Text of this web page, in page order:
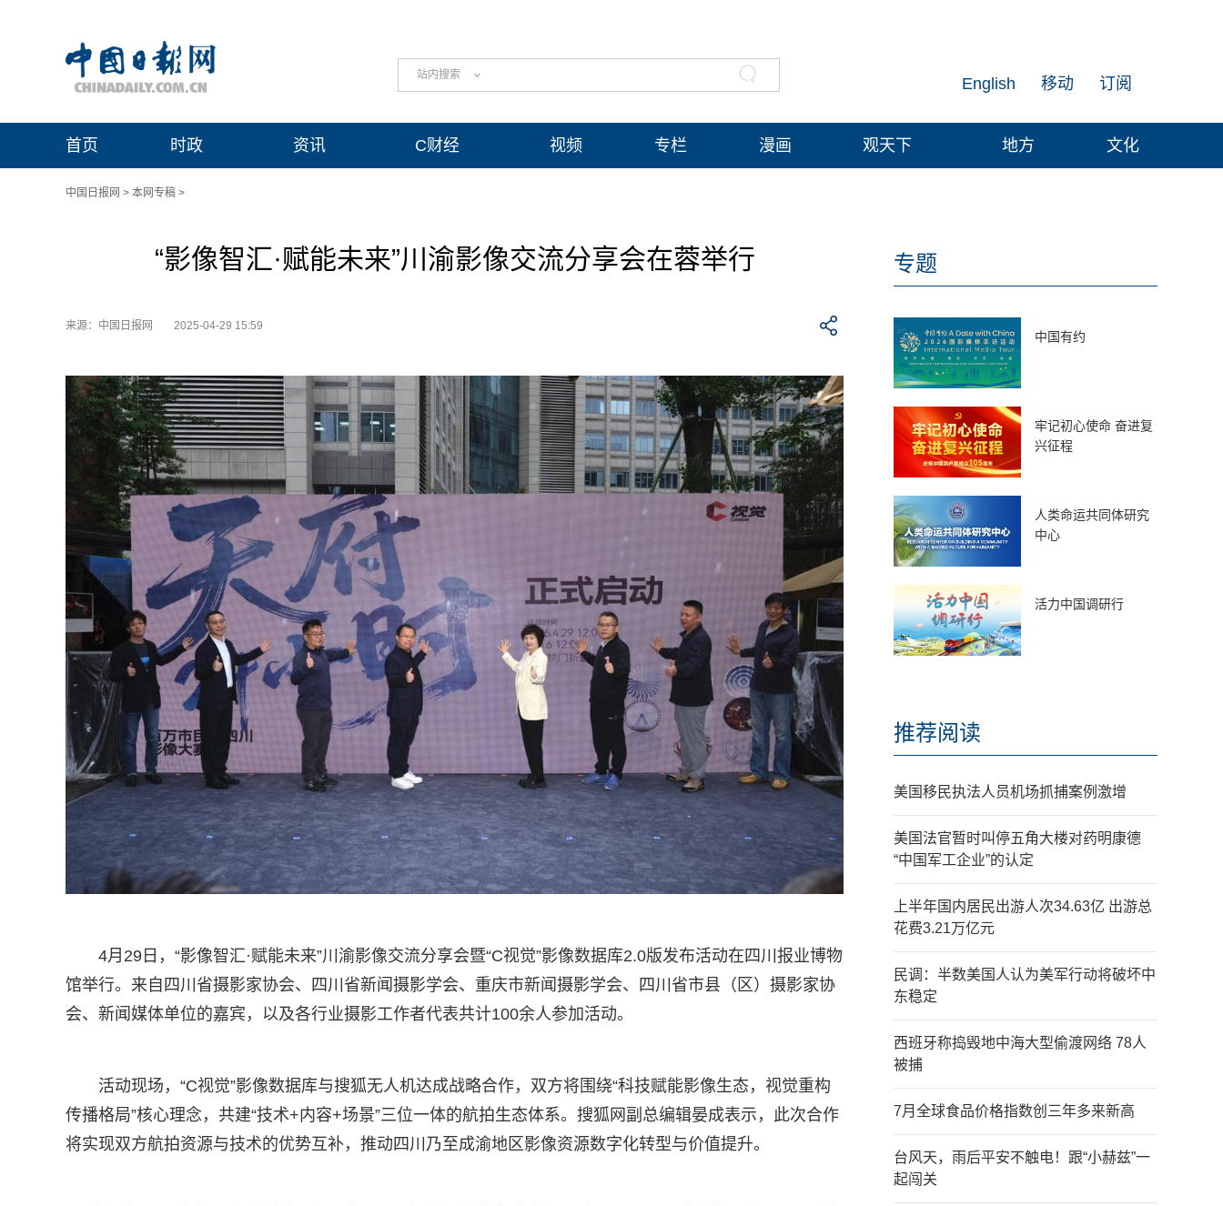
站内搜索 订阅
移动
English
首页 时政 资讯 C财经 视频 专栏 漫画 观天下 地方 文化
中国日报网 > 本网专稿 >
“影像智汇·赋能未来”川渝影像交流分享会在蓉举行
来源：中国日报网 2025-04-29 15:59
4月29日，“影像智汇·赋能未来”川渝影像交流分享会暨“C视觉”影像数据库2.0版发布活动在四川报业博物
馆举行。来自四川省摄影家协会、四川省新闻摄影学会、重庆市新闻摄影学会、四川省市县（区）摄影家协
会、新闻媒体单位的嘉宾，以及各行业摄影工作者代表共计100余人参加活动。
活动现场，“C视觉”影像数据库与搜狐无人机达成战略合作，双方将围绕“科技赋能影像生态，视觉重构
传播格局”核心理念，共建“技术+内容+场景”三位一体的航拍生态体系。搜狐网副总编辑晏成表示，此次合作
将实现双方航拍资源与技术的优势互补，推动四川乃至成渝地区影像资源数字化转型与价值提升。
专题
中国有约
牢记初心使命 奋进复
兴征程
人类命运共同体研究
中心
活力中国调研行
推荐阅读
美国移民执法人员机场抓捕案例激增
美国法官暂时叫停五角大楼对药明康德
“中国军工企业”的认定
上半年国内居民出游人次34.63亿 出游总
花费3.21万亿元
民调：半数美国人认为美军行动将破坏中
东稳定
西班牙称捣毁地中海大型偷渡网络 78人
被捕
7月全球食品价格指数创三年多来新高
台风天，雨后平安不触电！跟“小赫兹”一
起闯关